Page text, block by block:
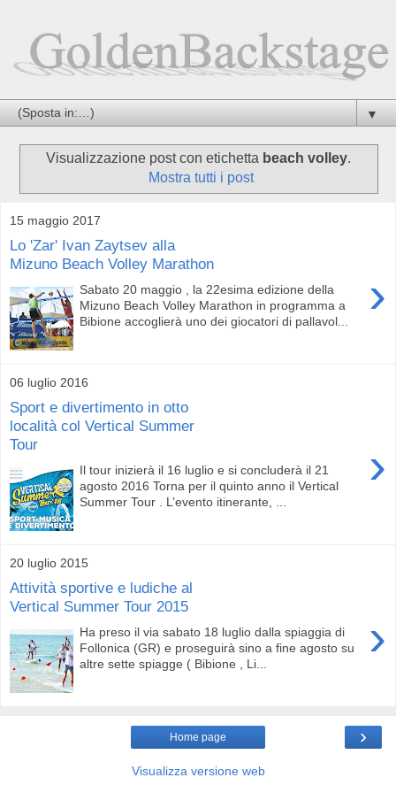
▼
Visualizzazione post con etichetta beach volley.
Mostra tutti i post
15 maggio 2017
Lo 'Zar' Ivan Zaytsev alla
Mizuno Beach Volley Marathon
›
Sabato 20 maggio , la 22esima edizione della
Mizuno Beach Volley Marathon in programma a
Bibione accoglierà uno dei giocatori di pallavol...
06 luglio 2016
Sport e divertimento in otto
località col Vertical Summer
Tour
›
Il tour inizierà il 16 luglio e si concluderà il 21
agosto 2016 Torna per il quinto anno il Vertical
Summer Tour . L’evento itinerante, ...
20 luglio 2015
Attività sportive e ludiche al
Vertical Summer Tour 2015
›
Ha preso il via sabato 18 luglio dalla spiaggia di
Follonica (GR) e proseguirà sino a fine agosto su
altre sette spiagge ( Bibione , Li...
›
Home page
Visualizza versione web